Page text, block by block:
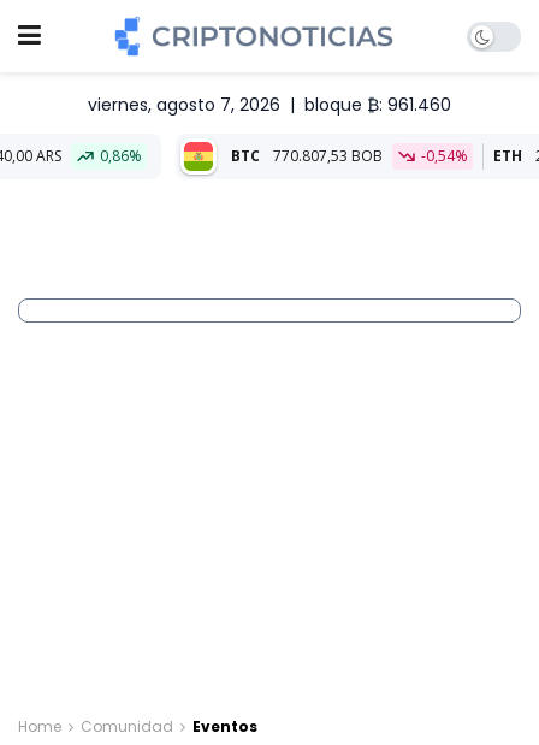
viernes, agosto 7, 2026 | bloque ₿: 961.460
0,86% 770.807,53 BOB -0,54% ETH 22.772,80
Home Comunidad Eventos